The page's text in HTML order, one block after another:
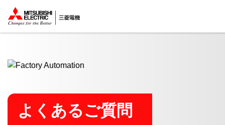
ここから本文
よくあるご質問